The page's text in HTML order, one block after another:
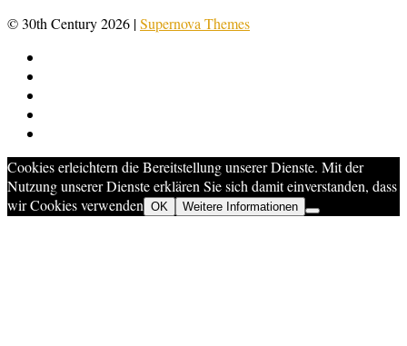
© 30th Century 2026 |Supernova Themes
Cookies erleichtern die Bereitstellung unserer Dienste. Mit der
Nutzung unserer Dienste erklären Sie sich damit einverstanden, dass
wir Cookies verwenden OK Weitere Informationen